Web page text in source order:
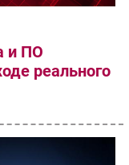
и ПО
реального